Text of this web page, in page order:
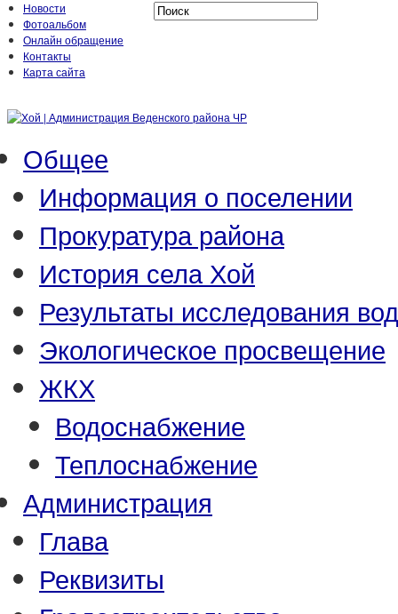
Новости
Фотоальбом
Онлайн обращение
Контакты
Карта сайта
Общее
Информация о поселении
Прокуратура района
История села Хой
Результаты исследования
Экологическое просвещение
ЖКХ
Водоснабжение
Теплоснабжение
Администрация
Глава
Реквизиты